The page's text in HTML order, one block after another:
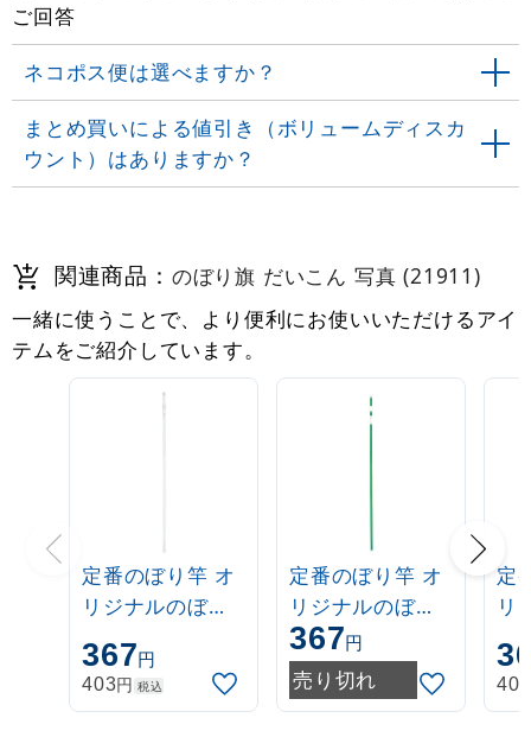
ご回答
ネコポス便は選べますか？
まとめ買いによる値引き（ボリュームディスカ
ウント）はありますか？
関連商品： のぼり旗 だいこん 写真 (21911)
一緒に使うことで、より便利にお使いいただけるアイ
テムをご紹介しています。
定番のぼり竿 オ
リジナルのぼり
ポール 1.6～3m
伸縮式 白
(30537***)
367円
403円 税込
定番のぼり竿 オ
リジナルのぼり
ポール 1.6～3m
伸縮式 緑
(30537GRN)
367円
売り切れ
定
リ
ポ
伸
403